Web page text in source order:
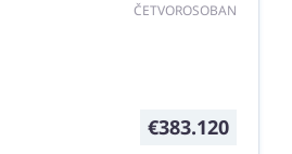
ČETVOROSOBAN
€383.120